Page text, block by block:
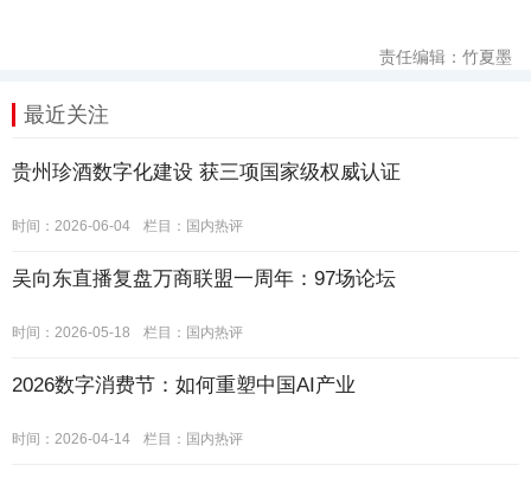
责任编辑：竹夏墨
最近关注
贵州珍酒数字化建设 获三项国家级权威认证
时间：2026-06-04 栏目： 国内热评
吴向东直播复盘万商联盟一周年：97场论坛
时间：2026-05-18 栏目： 国内热评
2026数字消费节：如何重塑中国AI产业
时间：2026-04-14 栏目： 国内热评